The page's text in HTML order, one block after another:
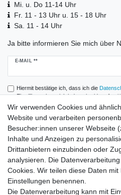
Mi. u. Do 11-14 Uhr
Fr. 11 - 13 Uhr u. 15 - 18 Uhr
Sa. 11 - 14 Uhr
Ja bitte informieren Sie mich über
E-MAIL **
Newsletter
Hiermit bestätige ich, dass ich die
Einwilligung kann ich jederzeit widerrufen.**
**
Zahlung und
Wir verwenden Cookies und
Website und verarbeiten
Besucher:innen unserer Webseite
Inhalte und Anzeigen zu
Drittanbietern einzubinden oder
analysieren. Die
Cookies. Wir teilen diese Daten
Einstellungen benennen.
Die Datenverarbeitung kann mit